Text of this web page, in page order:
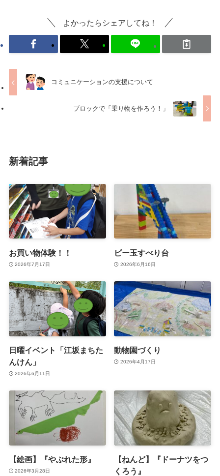
よかったらシェアしてね！
コミュニケーションの支援について
ブロックで「乗り物を作ろう！」
新着記事
お買い物体験！！
2026年7月17日
ビー玉すべり台
2026年6月16日
日曜イベント「江坂まちた
んけん」
2026年6月11日
動物園づくり
2026年4月17日
【絵画】『やぶれた形』
2026年3月28日
【ねんど】『ドーナツをつ
くろう』